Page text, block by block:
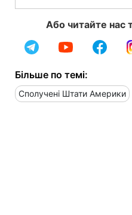
Або читайте нас
Більше по темі:
Сполучені Штати Америки